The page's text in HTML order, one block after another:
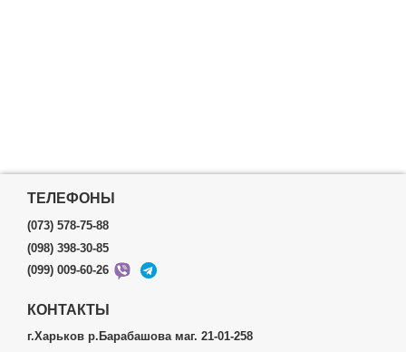
ТЕЛЕФОНЫ
(073) 578-75-88
(098) 398-30-85
(099) 009-60-26
КОНТАКТЫ
г.Харьков р.Барабашова маг. 21-01-258